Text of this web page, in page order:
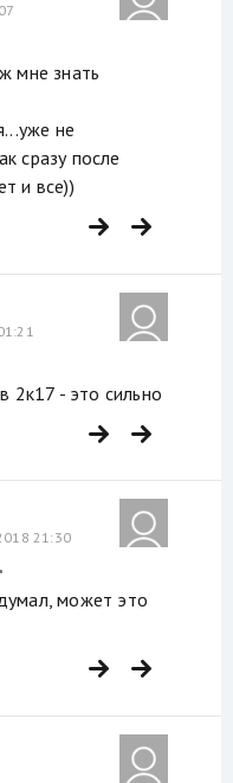
мне знать
не
сразу после
и все))
2к17 - это сильно
21:30
может это